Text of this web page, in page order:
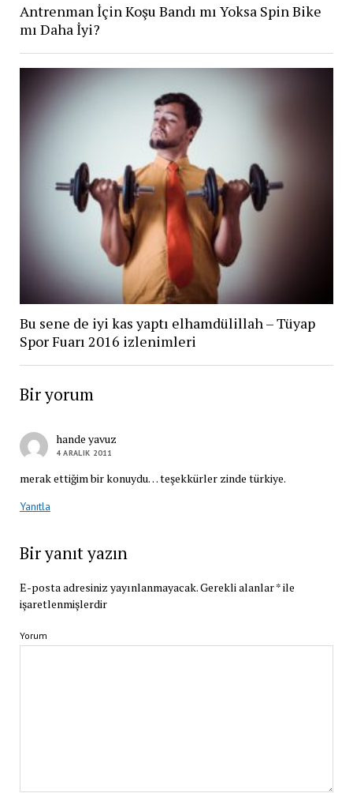
Antrenman İçin Koşu Bandı mı Yoksa Spin Bike
mı Daha İyi?
Bu sene de iyi kas yaptı elhamdülillah – Tüyap
Spor Fuarı 2016 izlenimleri
Bir yorum
hande yavuz
4 ARALIK 2011
merak ettiğim bir konuydu… teşekkürler zinde türkiye.
Yanıtla
Bir yanıt yazın
E-posta adresiniz yayınlanmayacak.Gerekli alanlar*ile
işaretlenmişlerdir
Yorum